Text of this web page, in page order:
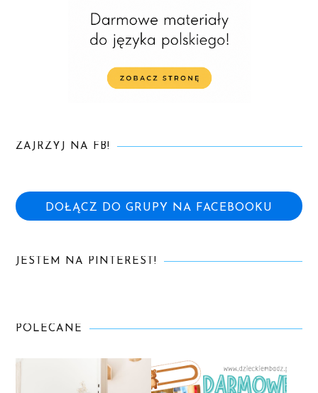
ZAJRZYJ NA FB!
DOŁĄCZ DO GRUPY NA FACEBOOKU
JESTEM NA PINTEREST!
POLECANE